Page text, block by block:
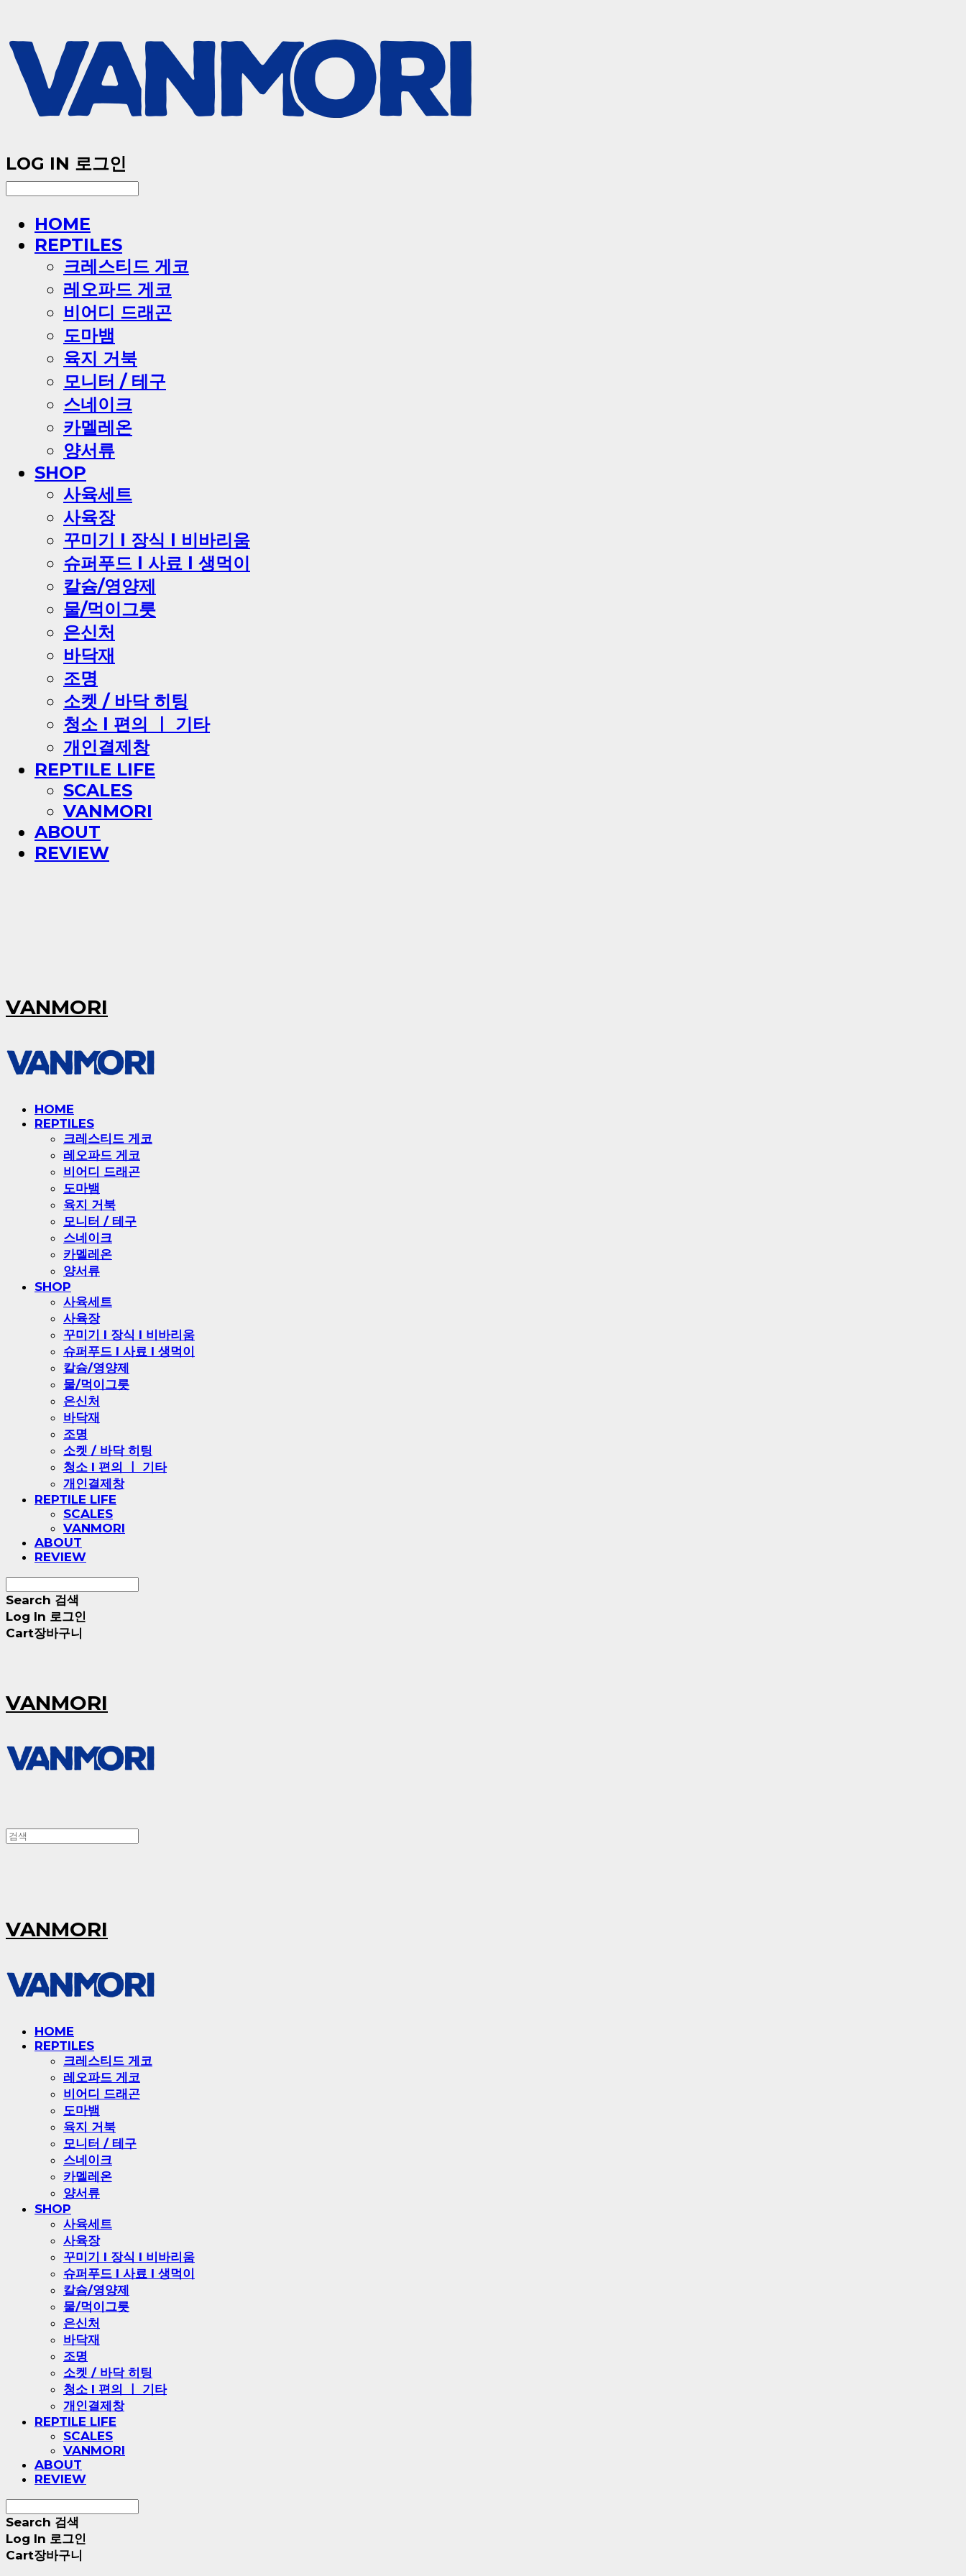
LOG IN 로그인
HOME
REPTILES
크레스티드 게코
레오파드 게코
비어디 드래곤
도마뱀
육지 거북
모니터 / 테구
스네이크
카멜레온
양서류
SHOP
사육세트
사육장
꾸미기 l 장식 l 비바리움
슈퍼푸드 l 사료 l 생먹이
칼슘/영양제
물/먹이그릇
은신처
바닥재
조명
소켓 / 바닥 히팅
청소 l 편의 ㅣ 기타
개인결제창
REPTILE LIFE
SCALES
VANMORI
ABOUT
REVIEW
VANMORI
HOME
REPTILES
크레스티드 게코
레오파드 게코
비어디 드래곤
도마뱀
육지 거북
모니터 / 테구
스네이크
카멜레온
양서류
SHOP
사육세트
사육장
꾸미기 l 장식 l 비바리움
슈퍼푸드 l 사료 l 생먹이
칼슘/영양제
물/먹이그릇
은신처
바닥재
조명
소켓 / 바닥 히팅
청소 l 편의 ㅣ 기타
개인결제창
REPTILE LIFE
SCALES
VANMORI
ABOUT
REVIEW
Search 검색
Log In 로그인
Cart장바구니
VANMORI
VANMORI
HOME
REPTILES
크레스티드 게코
레오파드 게코
비어디 드래곤
도마뱀
육지 거북
모니터 / 테구
스네이크
카멜레온
양서류
SHOP
사육세트
사육장
꾸미기 l 장식 l 비바리움
슈퍼푸드 l 사료 l 생먹이
칼슘/영양제
물/먹이그릇
은신처
바닥재
조명
소켓 / 바닥 히팅
청소 l 편의 ㅣ 기타
개인결제창
REPTILE LIFE
SCALES
VANMORI
ABOUT
REVIEW
Search 검색
Log In 로그인
Cart장바구니